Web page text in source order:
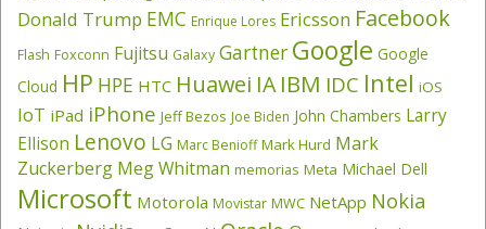
Donald Trump EMC Enrique Lores Ericsson Facebook
Flash Foxconn Fujitsu Galaxy Gartner Google Google
Cloud HP HPE HTC Huawei IA IBM IDC Intel iOS
IoT iPad iPhone Jeff Bezos Joe Biden John Chambers Larry
Ellison Lenovo LG Marc Benioff Mark Hurd Mark
Zuckerberg Meg Whitman memorias Meta Michael Dell
Microsoft Motorola Movistar MWC NetApp Nokia